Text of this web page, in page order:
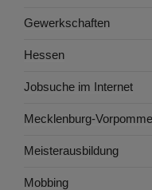
Gewerkschaften
Hessen
Jobsuche im Internet
Mecklenburg-
Meisterausbildung
Mobbing